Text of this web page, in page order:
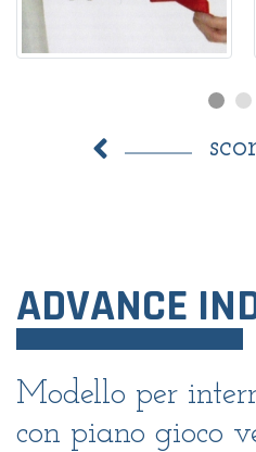
ADVANCE
Modello per
con piano gioco